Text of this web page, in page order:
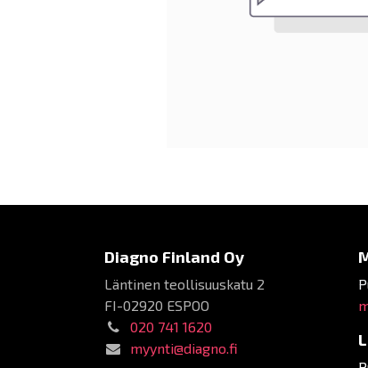
Diagno Finland Oy
Läntinen teollisuuskatu 2
FI-02920 ESPOO
020 741 1620
myynti@diagno.fi